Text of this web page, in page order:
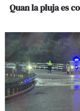
Quan la pluja es